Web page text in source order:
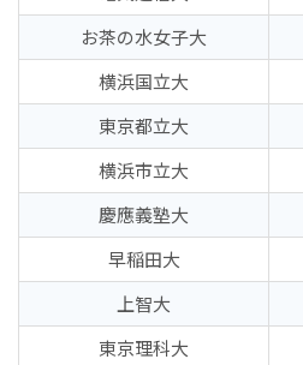
お茶の水女子大
横浜国立大
東京都立大
横浜市立大
慶應義塾大
早稲田大
上智大
東京理科大